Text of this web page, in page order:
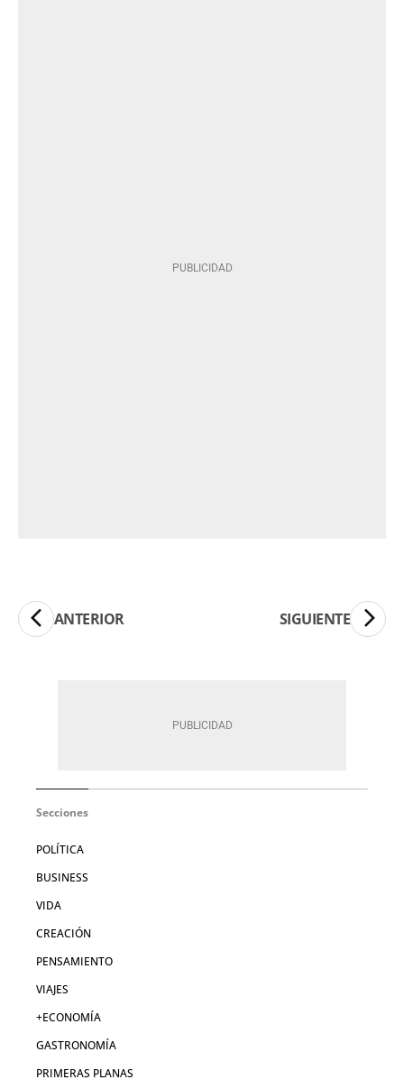
ANTERIOR SIGUIENTE
Secciones
POLÍTICA
BUSINESS
VIDA
CREACIÓN
PENSAMIENTO
VIAJES
+ECONOMÍA
GASTRONOMÍA
PRIMERAS PLANAS